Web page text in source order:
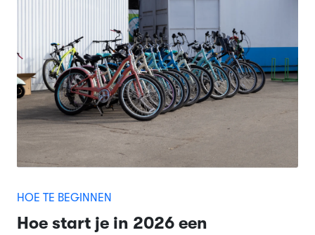
HOE TE BEGINNEN
Hoe start je in 2026 een